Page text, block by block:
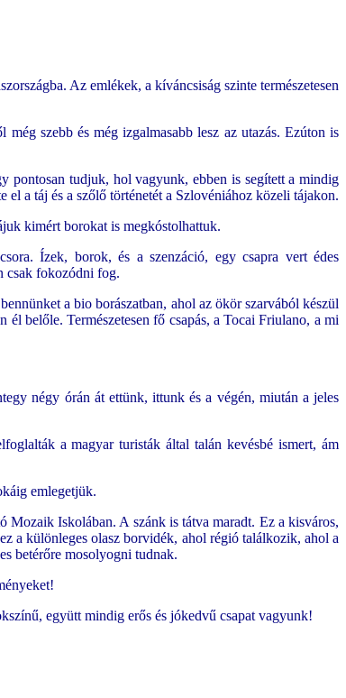
Az emlékek, a kíváncsiság szinte természetesen
szebb és még izgalmasabb lesz az utazás. Ezúton is
pontosan tudjuk, hol vagyunk, ebben is segített a mindig
el a táj és a szőlő történetét a Szlovéniához közeli tájakon.
kimért borokat is megkóstolhattuk.
Ízek, borok, és a szenzáció, egy csapra vert édes
csak fokozódni fog.
a bio borászatban, ahol az ökör szarvából készül
belőle. Természetesen fő csapás, a Tocai Friulano, a mi
négy órán át ettünk, ittunk és a végén, miután a jeles
a magyar turisták által talán kevésbé ismert, ám
emlegetjük.
Mozaik Iskolában. A szánk is tátva maradt. Ez a kisváros,
a különleges olasz borvidék, ahol régió találkozik, ahol a
betérőre mosolyogni tudnak.
együtt mindig erős és jókedvű csapat vagyunk!